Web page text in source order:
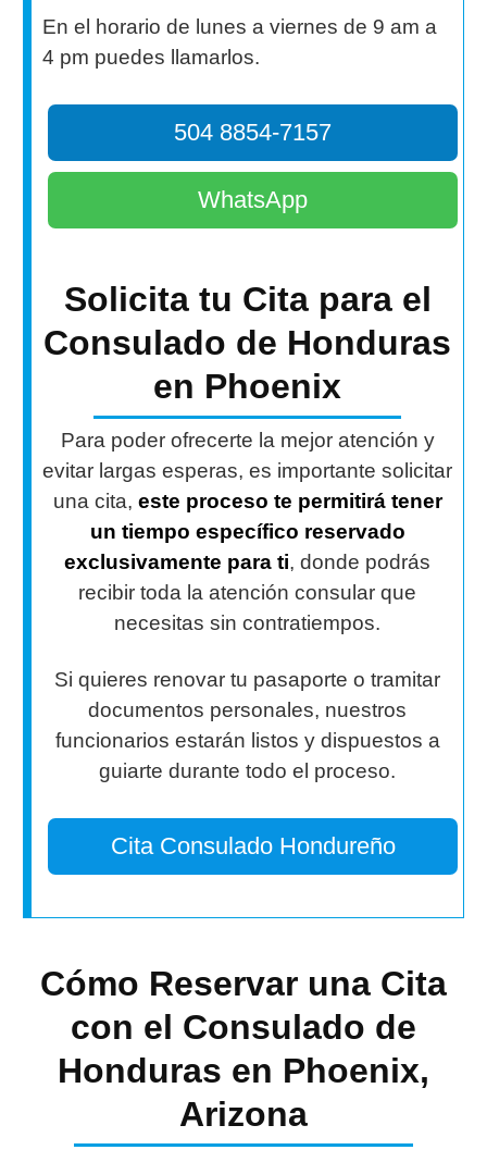
En el horario de lunes a viernes de 9 am a
4 pm puedes llamarlos.
504 8854-7157
WhatsApp
Solicita tu Cita para el
Consulado de Honduras
en Phoenix
Para poder ofrecerte la mejor atención y
evitar largas esperas, es importante solicitar
una cita, este proceso te permitirá tener
un tiempo específico reservado
exclusivamente para ti, donde podrás
recibir toda la atención consular que
necesitas sin contratiempos.
Si quieres renovar tu pasaporte o tramitar
documentos personales, nuestros
funcionarios estarán listos y dispuestos a
guiarte durante todo el proceso.
Cita Consulado Hondureño
Cómo Reservar una Cita
con el Consulado de
Honduras en Phoenix,
Arizona